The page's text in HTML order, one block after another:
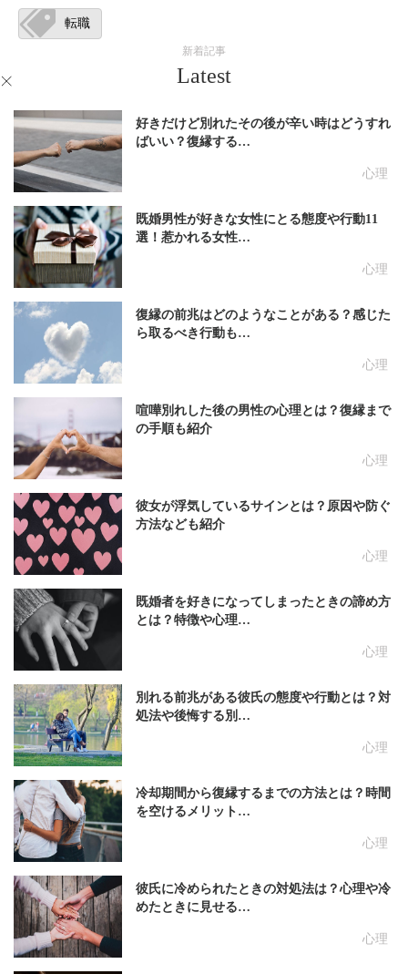
転職
新着記事
Latest
心理
好きだけど別れたその後が辛い時はどうすれ
ばいい？復縁する…
心理
既婚男性が好きな女性にとる態度や行動11
選！惹かれる女性…
心理
復縁の前兆はどのようなことがある？感じた
ら取るべき行動も…
心理
喧嘩別れした後の男性の心理とは？復縁まで
の手順も紹介
心理
彼女が浮気しているサインとは？原因や防ぐ
方法なども紹介
心理
既婚者を好きになってしまったときの諦め方
とは？特徴や心理…
心理
別れる前兆がある彼氏の態度や行動とは？対
処法や後悔する別…
心理
冷却期間から復縁するまでの方法とは？時間
を空けるメリット…
心理
彼氏に冷められたときの対処法は？心理や冷
めたときに見せる…